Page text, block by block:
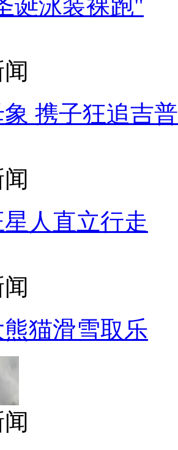
诞泳装裸跑"
携子狂追吉
人直立行走
猫滑雪取乐